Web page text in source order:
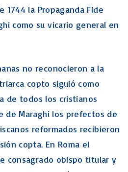
1744 la Propaganda Fide
como su vicario general en
no reconocieron a la
copto siguió como
de todos los cristianos
de Maraghi los prefectos de
reformados recibieron
copta. En Roma el
consagrado obispo titular y